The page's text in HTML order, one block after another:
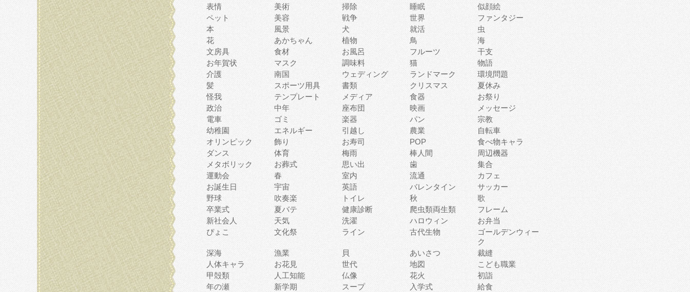
表情
美術 掃除 睡眠
似顔絵
ペット
美容 戦争 世界
ファンタジー
本
風景 犬 就活
虫
花
あかちゃん 植物 鳥
海
文房具
食材 お風呂 フルーツ
干支
お年賀状
マスク 調味料 猫
物語
介護
南国 ウェディング ランドマーク
環境問題
髪
スポーツ用具 書類 クリスマス
夏休み
怪我
テンプレート メディア 食器
お祭り
政治
中年 座布団 映画
メッセージ
電車
ゴミ 楽器 パン
宗教
幼稚園
エネルギー 引越し 農業
自転車
オリンピック
飾り お寿司 POP
食べ物キャラ
ダンス
体育 梅雨 棒人間
周辺機器
メタボリック
お葬式 思い出 歯
集合
運動会
春 室内 流通
カフェ
お誕生日
宇宙 英語 バレンタイン
サッカー
野球
吹奏楽 トイレ 秋
歌
卒業式
夏バテ 健康診断 爬虫類両生類
フレーム
新社会人
天気 洗濯 ハロウィン
お弁当
ぴょこ
文化祭 ライン 古代生物
ゴールデンウィー
ク
深海
漁業 貝 あいさつ
裁縫
人体キャラ
お花見 世代 地図
こども職業
甲殻類
人工知能 仏像 花火
初詣
年の瀬
新学期 スープ 入学式 給食